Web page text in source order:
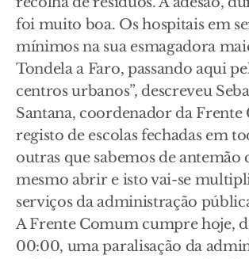
foi muito boa. Os hospitais em
mínimos na sua esmagadora
Tondela a Faro, passando aqui
centros urbanos”, descreveu
Santana, coordenador da Frente
registo de escolas fechadas em
outras que sabemos de antemão
mesmo abrir e isto vai-se
serviços da administração
A Frente Comum cumpre hoje,
00:00, uma paralisação da